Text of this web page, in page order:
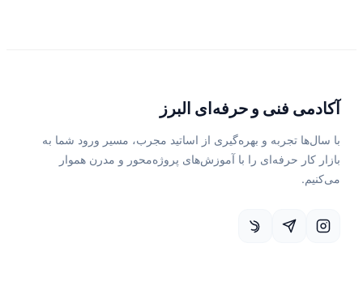
آکادمی فنی و حرفه‌ای البرز
با سال‌ها تجربه و بهره‌گیری از اساتید مجرب، مسیر ورود شما به
بازار کار حرفه‌ای را با آموزش‌های پروژه‌محور و مدرن هموار
می‌کنیم.